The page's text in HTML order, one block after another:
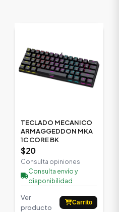
TECLADO MECANICO
ARMAGGEDDON MKA
1C CORE BK
$20
Consulta opiniones
Consulta envío y
disponibilidad
Ver
producto
Carrito